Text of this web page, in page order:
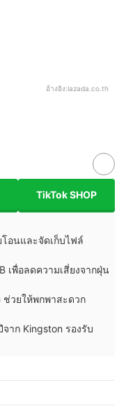
อ้างอิง:lazada.co.th
TikTok SHOP
โอนและจัดเก็บไฟล์
เพื่อลดความเสี่ยงจากฝุ่น
ช่วยให้พกพาสะดวก
าก Kingston รองรับ